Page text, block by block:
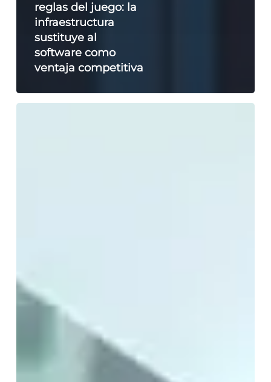
reglas del juego: la
infraestructura
sustituye al
software como
ventaja competitiva